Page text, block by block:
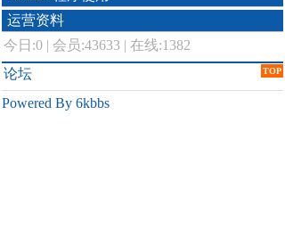
运营资料
今日:0 | 会员:43633 | 在线:1382
TOP
论坛
Powered By 6kbbs